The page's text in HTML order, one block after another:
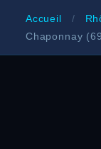
Accueil /
Chaponnay